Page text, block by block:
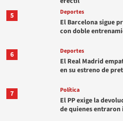
5
Deportes
El Barcelona sigue
con doble
6 Deportes
El Real Madrid
en su estreno de
7 Política
El PP exige la
de quienes